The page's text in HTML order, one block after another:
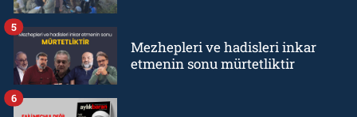
Mezhepleri ve hadisleri inkar
etmenin sonu mürtetliktir
5
6